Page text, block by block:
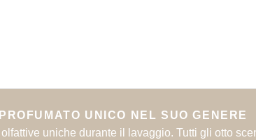
UNICO NEL SUO GENERE
uniche durante il lavaggio. Tutti gli otto